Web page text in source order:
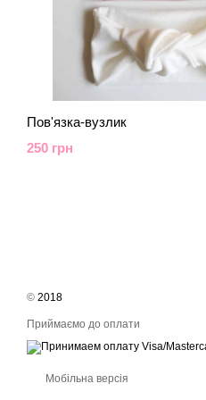
Пов'язка-вузлик
250 грн
© 2018
Приймаємо до оплати
Мобільна версія